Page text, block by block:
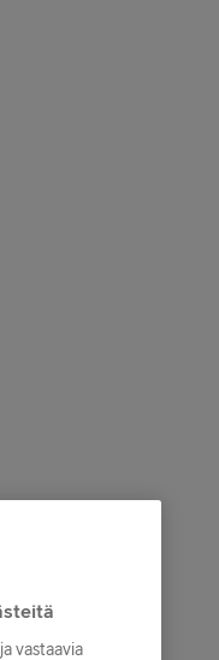
vastaavia